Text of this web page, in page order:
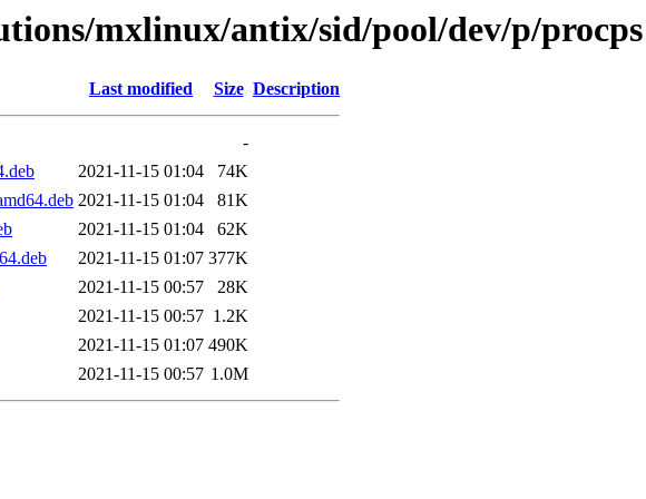
mxlinux/antix/sid/pool/dev/p/procps
Last modified Size Description
-
2021-11-15 01:04
74K
2021-11-15 01:04
81K
2021-11-15 01:04
62K
2021-11-15 01:07 377K
2021-11-15 00:57
28K
2021-11-15 00:57 1.2K
2021-11-15 01:07 490K
2021-11-15 00:57 1.0M